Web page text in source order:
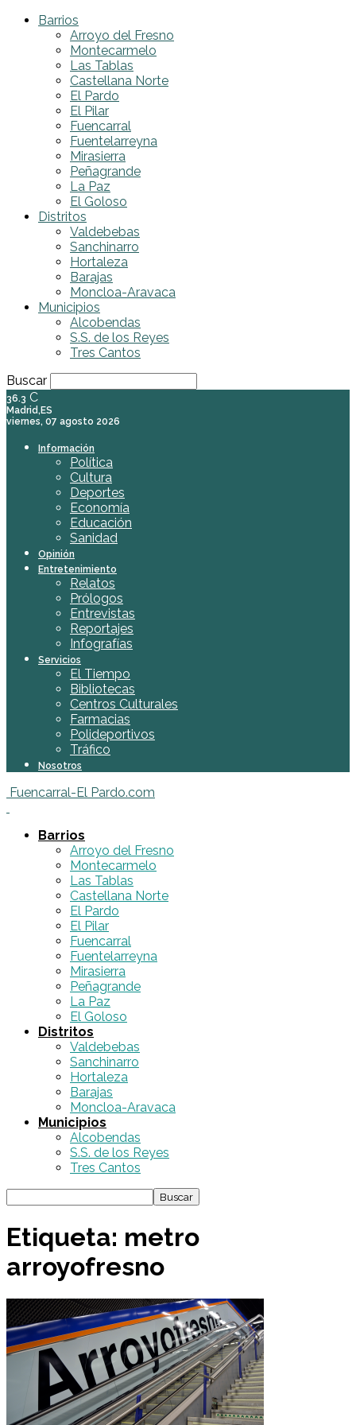
Barrios
Arroyo del Fresno
Montecarmelo
Las Tablas
Castellana Norte
El Pardo
El Pilar
Fuencarral
Fuentelarreyna
Mirasierra
Peñagrande
La Paz
El Goloso
Distritos
Valdebebas
Sanchinarro
Hortaleza
Barajas
Moncloa-Aravaca
Municipios
Alcobendas
S.S. de los Reyes
Tres Cantos
Buscar
36.3 C
Madrid,ES
viernes, 07 agosto 2026
Información
Política
Cultura
Deportes
Economía
Educación
Sanidad
Opinión
Entretenimiento
Relatos
Prólogos
Entrevistas
Reportajes
Infografías
Servicios
El Tiempo
Bibliotecas
Centros Culturales
Farmacias
Polideportivos
Tráfico
Nosotros
Fuencarral-El Pardo.com
Barrios
Arroyo del Fresno
Montecarmelo
Las Tablas
Castellana Norte
El Pardo
El Pilar
Fuencarral
Fuentelarreyna
Mirasierra
Peñagrande
La Paz
El Goloso
Distritos
Valdebebas
Sanchinarro
Hortaleza
Barajas
Moncloa-Aravaca
Municipios
Alcobendas
S.S. de los Reyes
Tres Cantos
Etiqueta: metro
arroyofresno